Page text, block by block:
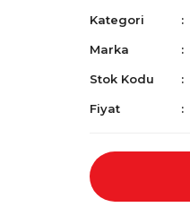
Kategori
Marka
Stok Kodu
Fiyat